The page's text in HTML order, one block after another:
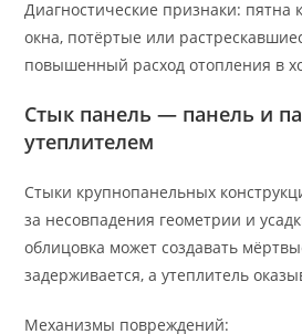
Диагностические признаки: пятна
окна, потёртые или
повышенный расход отопления в
Стык панель — панель и
утеплителем
Стыки крупнопанельных
за несовпадения геометрии и
облицовка может создавать
задерживается, а утеплитель
Механизмы повреждений: